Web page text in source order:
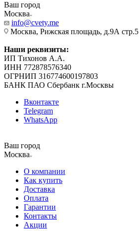
Ваш город
Москва
info@cvety.me
Москва, Рижская площадь, д.9А стр.5
Наши реквизиты:
ИП Тихонов А.А.
ИНН 772878576340
ОГРНИП 316774600197803
БАНК ПАО Сбербанк г.Москвы
Вконтакте
Telegram
WhatsApp
Ваш город
Москва
О компании
Как купить
Доставка
Оплата
Гарантии
Контакты
Акции